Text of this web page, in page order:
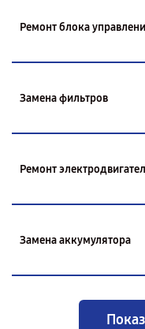
Ремонт блока
Замена фильтров
Ремонт
Замена аккумулятора